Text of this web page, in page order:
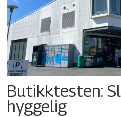
Butikktesten:
hyggelig